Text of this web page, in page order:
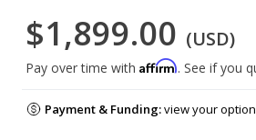
$1,899.00 (USD)
Pay over time with Affirm. See if you
Payment & Funding:view your